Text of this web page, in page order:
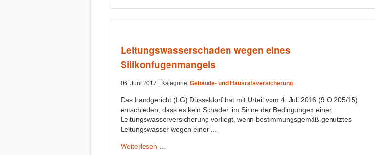
Leitungswasserschaden wegen eines
Silikonfugenmangels
06. Juni 2017 | Kategorie: Gebäude- und Hausratsversicherung
Das Landgericht (LG) Düsseldorf hat mit Urteil vom 4. Juli 2016 (9 O 205/15)
entschieden, dass es kein Schaden im Sinne der Bedingungen einer
Leitungswasserversicherung vorliegt, wenn bestimmungsgemäß genutztes
Leitungswasser wegen einer ...
Weiterlesen …